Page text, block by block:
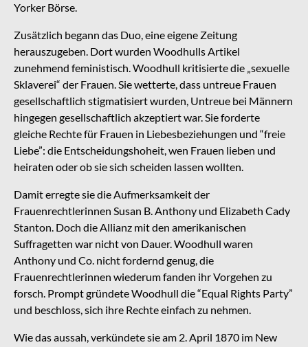
Yorker Börse.
Zusätzlich begann das Duo, eine eigene Zeitung
herauszugeben. Dort wurden Woodhulls Artikel
zunehmend feministisch. Woodhull kritisierte die „sexuelle
Sklaverei“ der Frauen. Sie wetterte, dass untreue Frauen
gesellschaftlich stigmatisiert wurden, Untreue bei Männern
hingegen gesellschaftlich akzeptiert war. Sie forderte
gleiche Rechte für Frauen in Liebesbeziehungen und “freie
Liebe”: die Entscheidungshoheit, wen Frauen lieben und
heiraten oder ob sie sich scheiden lassen wollten.
Damit erregte sie die Aufmerksamkeit der
Frauenrechtlerinnen Susan B. Anthony und Elizabeth Cady
Stanton. Doch die Allianz mit den amerikanischen
Suffragetten war nicht von Dauer. Woodhull waren
Anthony und Co. nicht fordernd genug, die
Frauenrechtlerinnen wiederum fanden ihr Vorgehen zu
forsch. Prompt gründete Woodhull die “Equal Rights Party”
und beschloss, sich ihre Rechte einfach zu nehmen.
Wie das aussah, verkündete sie am 2. April 1870 im New